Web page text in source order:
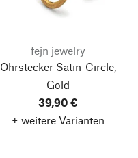
fejn jewelry
Ohrstecker Satin-Circle,
Gold
39,90 €
+ weitere Varianten